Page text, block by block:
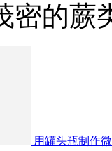
密的蕨
用罐头瓶制作